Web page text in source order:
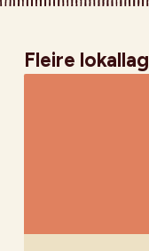
Fleire lokallag